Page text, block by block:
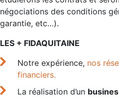
négociations des conditions
garantie, etc…).
LES + FIDAQUITAINE
Notre expérience, nos
financiers.
La réalisation d’un